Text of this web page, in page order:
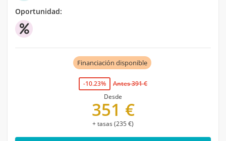
Oportunidad:
Financiación disponible
-10.23%
Antes 391 €
Desde
351 €
+ tasas (235 €)